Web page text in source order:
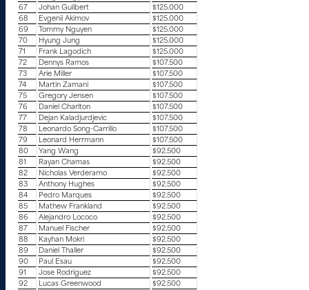
67
Johan Guilbert
$125.000
68
Evgenii Akimov
$125.000
69
Tommy Nguyen
$125.000
70
Hyung Jung
$125.000
71
Frank Lagodich
$125.000
72
Dennys Ramos
$107.500
73
Arie Miller
$107.500
74
Martin Zamani
$107.500
75
Gregory Jensen
$107.500
76
Daniel Charlton
$107.500
77
Dejan Kaladjurdjevic
$107.500
78
Leonardo Song-Carrillo
$107.500
79
Leonard Herrmann
$107.500
80
Yang Wang
$92.500
81
Rayan Chamas
$92.500
82
Nicholas Verderamo
$92.500
83
Anthony Hughes
$92.500
84
Pedro Marques
$92.500
85
Mathew Frankland
$92.500
86
Alejandro Lococo
$92.500
87
Manuel Fischer
$92.500
88
Kayhan Mokri
$92.500
89
Daniel Thaller
$92.500
90
Paul Esau
$92.500
91
Jose Rodriguez
$92.500
92
Lucas Greenwood
$92.500